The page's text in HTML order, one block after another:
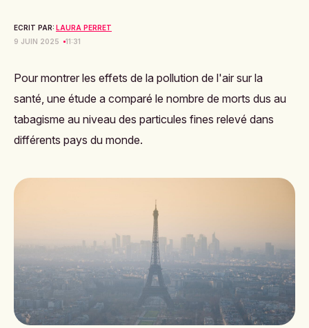
ECRIT PAR: LAURA PERRET
9 JUIN 2025
11:31
Pour montrer les effets de la pollution de l'air sur la
santé, une étude a comparé le nombre de morts dus au
tabagisme au niveau des particules fines relevé dans
différents pays du monde.